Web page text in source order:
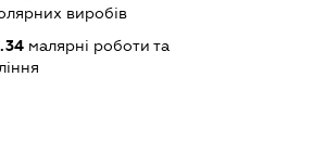
виробів
малярні роботи та